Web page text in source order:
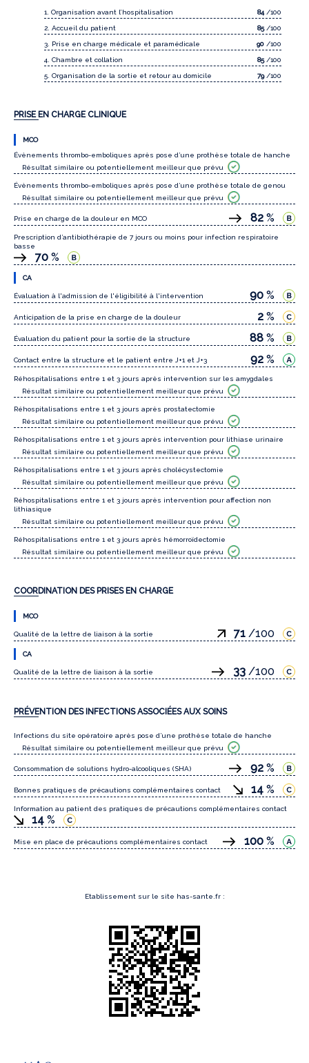
1. Organisation avant l’hospitalisation 84/100
2. Accueil du patient 85/100
3. Prise en charge médicale et paramédicale 90 /100
4. Chambre et collation 85/100
5. Organisation de la sortie et retour au domicile 79/100
PRISE EN CHARGE CLINIQUE
MCO
Évènements thrombo-emboliques après pose d’une prothèse totale de hanche
Résultat similaire ou potentiellement meilleur que prévu
Évènements thrombo-emboliques après pose d’une prothèse totale de genou
Résultat similaire ou potentiellement meilleur que prévu
Prise en charge de la douleur en MCO 82 %
Prescription d’antibiothérapie de 7 jours ou moins pour infection respiratoire
basse
70 %
CA
Évaluation à l'admission de l'éligibilité à l'intervention 90 %
Anticipation de la prise en charge de la douleur 2 %
Évaluation du patient pour la sortie de la structure 88 %
Contact entre la structure et le patient entre J+1 et J+3 92 %
Réhospitalisations entre 1 et 3 jours après intervention sur les amygdales
Résultat similaire ou potentiellement meilleur que prévu
Réhospitalisations entre 1 et 3 jours après prostatectomie
Résultat similaire ou potentiellement meilleur que prévu
Réhospitalisations entre 1 et 3 jours après intervention pour lithiase urinaire
Résultat similaire ou potentiellement meilleur que prévu
Réhospitalisations entre 1 et 3 jours après cholécystectomie
Résultat similaire ou potentiellement meilleur que prévu
Réhospitalisations entre 1 et 3 jours après intervention pour affection non
lithiasique
Résultat similaire ou potentiellement meilleur que prévu
Réhospitalisations entre 1 et 3 jours après hémorroïdectomie
Résultat similaire ou potentiellement meilleur que prévu
COORDINATION DES PRISES EN CHARGE
MCO
Qualité de la lettre de liaison à la sortie 71 /100
CA
Qualité de la lettre de liaison à la sortie 33 /100
PRÉVENTION DES INFECTIONS ASSOCIÉES AUX SOINS
Infections du site opératoire après pose d’une prothèse totale de hanche
Résultat similaire ou potentiellement meilleur que prévu
Consommation de solutions hydro-alcooliques (SHA) 92 %
Bonnes pratiques de précautions complémentaires contact 14 %
Information au patient des pratiques de précautions complémentaires contact
14 %
Mise en place de précautions complémentaires contact 100 %
Etablissement sur le site has-sante.fr :